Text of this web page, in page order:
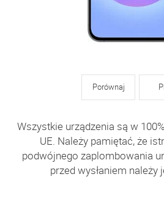
Porównaj
Wszystkie urządzenia są w
UE. Należy pamiętać, że
podwójnego zaplombowania
przed wysłaniem należy